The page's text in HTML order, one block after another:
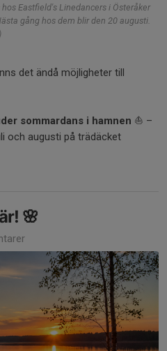
Eastfield's Linedancers i Österåker
gång hos dem blir den 20 augusti.
det ändå möjligheter till
sommardans i hamnen ⛵ –
och augusti på trädäcket
🌸